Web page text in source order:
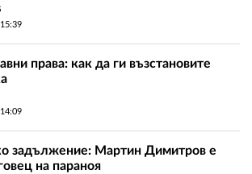
15:39
права: как да ги възстановите
14:09
задължение: Мартин Димитров е
на параноя